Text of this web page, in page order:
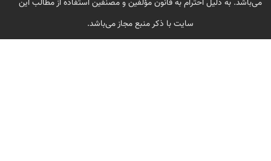
سایت با ذکر منبع مجاز می‌باشد.